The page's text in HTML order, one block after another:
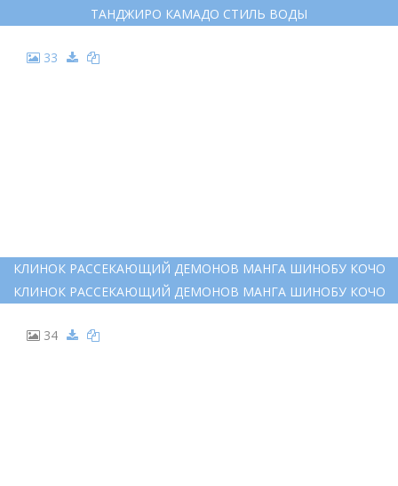
ТАНДЖИРО КАМАДО СТИЛЬ ВОДЫ
33
КЛИНОК РАССЕКАЮЩИЙ ДЕМОНОВ МАНГА ШИНОБУ КОЧО
КЛИНОК РАССЕКАЮЩИЙ ДЕМОНОВ МАНГА ШИНОБУ КОЧО
34